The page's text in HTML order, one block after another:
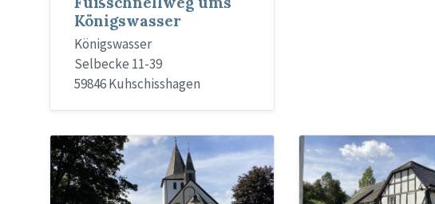
Königswasser
Königswasser
Selbecke 11-39
59846 Kuhschisshagen
Kirche